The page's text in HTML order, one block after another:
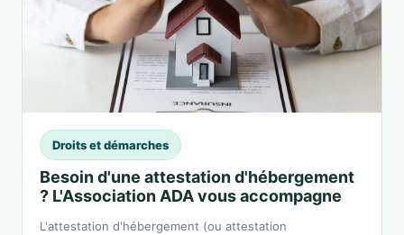
Droits et démarches
Besoin d'une attestation d'hébergement
? L'Association ADA vous accompagne
L'attestation d'hébergement (ou attestation